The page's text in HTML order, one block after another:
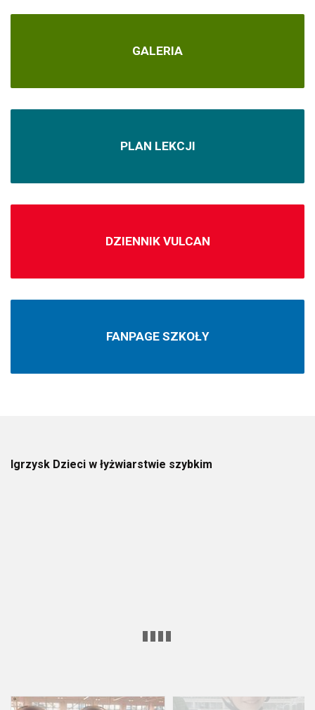
GALERIA
PLAN LEKCJI
DZIENNIK VULCAN
FANPAGE SZKOŁY
Igrzysk Dzieci w łyżwiarstwie szybkim